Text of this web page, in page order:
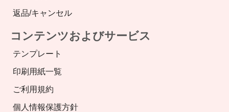
返品/キャンセル
コンテンツおよびサービス
テンプレート
印刷用紙一覧
ご利用規約
個人情報保護方針